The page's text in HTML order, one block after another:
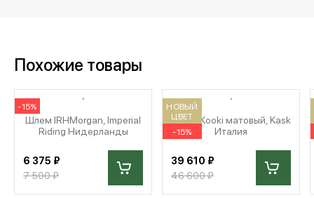
Похожие товары
-15%
Шлем IRHMorgan, Imperial
Riding Нидерланды
6 375 ₽
7 500 ₽
НОВЫЙ
ЦВЕТ
-15%
Шлем Kooki матовый, Kask
Италия
39 610 ₽
46 600 ₽